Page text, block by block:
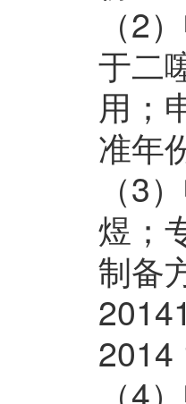
（2
于二
用；
准年
（3
煜；
制备
2014
（4